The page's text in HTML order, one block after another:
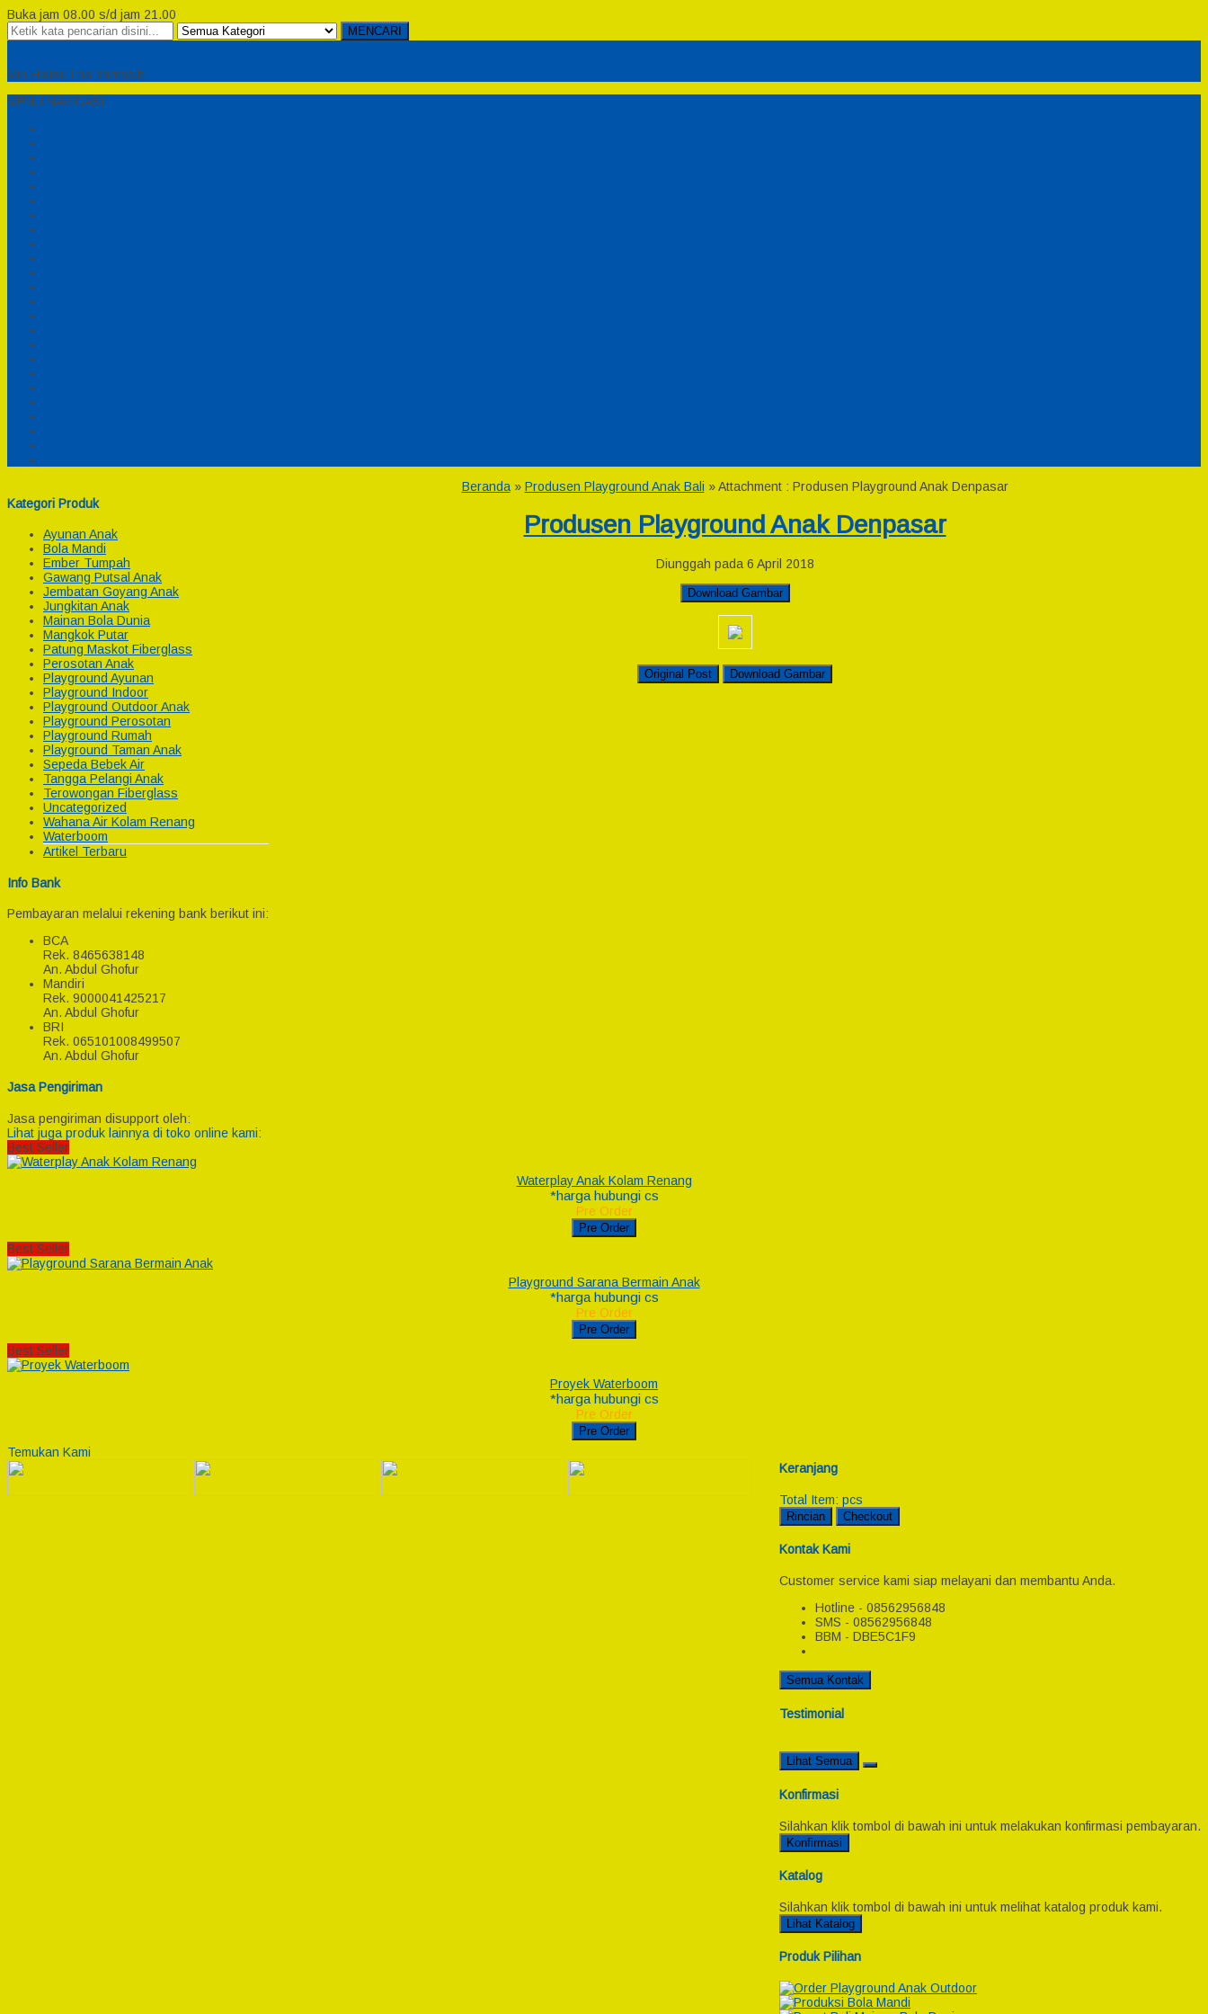
Buka jam 08.00 s/d jam 21.00
MENCARI
Min Haitsu Laa Yahtasib
MENU NAVIGASI
Kategori Produk
Ayunan Anak
Bola Mandi
Ember Tumpah
Gawang Putsal Anak
Jembatan Goyang Anak
Jungkitan Anak
Mainan Bola Dunia
Mangkok Putar
Patung Maskot Fiberglass
Perosotan Anak
Playground Ayunan
Playground Indoor
Playground Outdoor Anak
Playground Perosotan
Playground Rumah
Playground Taman Anak
Sepeda Bebek Air
Tangga Pelangi Anak
Terowongan Fiberglass
Uncategorized
Wahana Air Kolam Renang
Waterboom
Artikel Terbaru
Info Bank
Pembayaran melalui rekening bank berikut ini:
BCA
Rek. 8465638148
An. Abdul Ghofur
Mandiri
Rek. 9000041425217
An. Abdul Ghofur
BRI
Rek. 065101008499507
An. Abdul Ghofur
Jasa Pengiriman
Jasa pengiriman disupport oleh:
Beranda» Produsen Playground Anak Bali » Attachment : Produsen Playground Anak Denpasar
Produsen Playground Anak Denpasar
Diunggah pada 6 April 2018
Download Gambar
Original Post Download Gambar
Lihat juga produk lainnya di toko online kami:
Best Seller
Waterplay Anak Kolam Renang
*harga hubungi cs
Pre Order
Pre Order
Best Seller
Playground Sarana Bermain Anak
*harga hubungi cs
Pre Order
Pre Order
Best Seller
Proyek Waterboom
*harga hubungi cs
Pre Order
Pre Order
Keranjang
Total Item: pcs
Rincian Checkout
Kontak Kami
Customer service kami siap melayani dan membantu Anda.
Hotline - 08562956848
SMS - 08562956848
BBM - DBE5C1F9
Semua Kontak
Testimonial
Lihat Semua
Konfirmasi
Silahkan klik tombol di bawah ini untuk melakukan konfirmasi pembayaran.
Konfirmasi
Katalog
Silahkan klik tombol di bawah ini untuk melihat katalog produk kami.
Lihat Katalog
Produk Pilihan
Temukan Kami